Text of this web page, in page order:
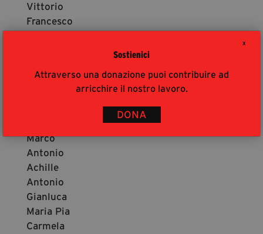
X
Sostienici
Attraverso una donazione puoi contribuire ad
arricchire il nostro lavoro.
DONA
Vittorio
Francesco
Cristina
Marco
Antonio
Achille
Antonio
Gianluca
Maria Pia
Carmela